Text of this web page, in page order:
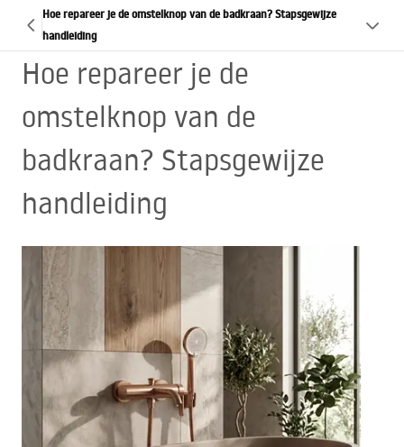
Hoe repareer je de omstelknop van de badkraan? Stapsgewijze
handleiding
Hoe repareer je de
omstelknop van de
badkraan? Stapsgewijze
handleiding